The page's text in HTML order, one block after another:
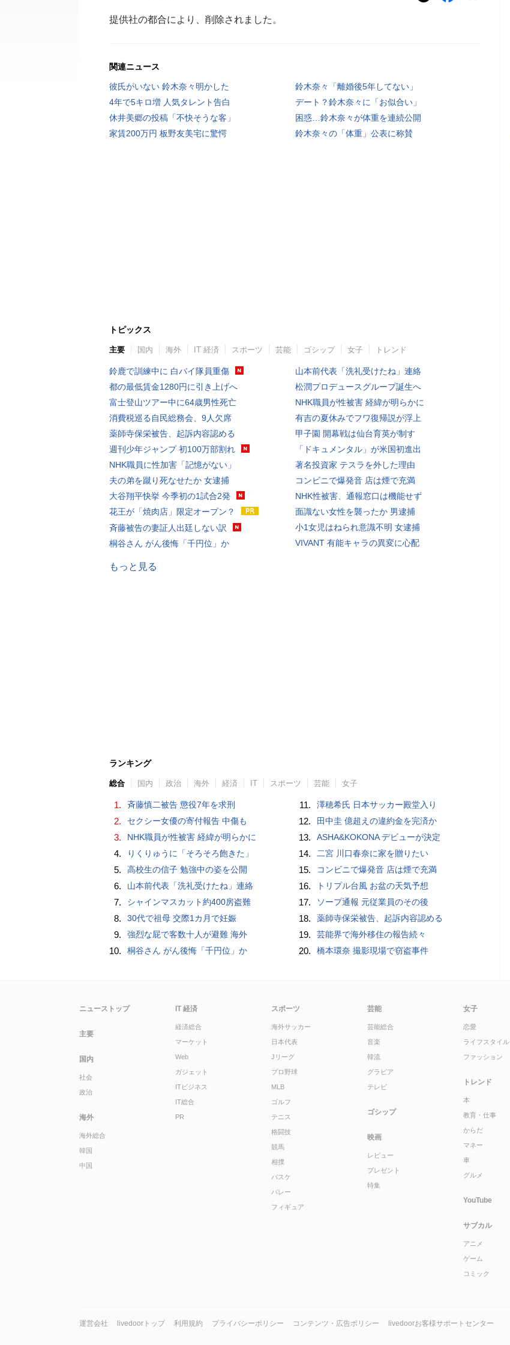
提供社の都合により、削除されました。
関連ニュース
彼氏がいない 鈴木奈々明かした
鈴木奈々「離婚後5年してない」
4年で5キロ増 人気タレント告白
デート？鈴木奈々に「お似合い」
休井美郷の投稿「不快そうな客」
困惑…鈴木奈々が体重を連続公開
家賃200万円 板野友美宅に驚愕
鈴木奈々の「体重」公表に称賛
トピックス
主要 国内 海外 IT 経済 スポーツ 芸能 ゴシップ 女子 トレンド
鈴鹿で訓練中に 白バイ隊員重傷
都の最低賃金1280円に引き上げへ
富士登山ツアー中に64歳男性死亡
消費税巡る自民総務会、9人欠席
薬師寺保栄被告、起訴内容認める
週刊少年ジャンプ 初100万部割れ
NHK職員に性加害「記憶がない」
夫の弟を蹴り死なせたか 女逮捕
大谷翔平快挙 今季初の1試合2発
花王が「焼肉店」限定オープン？
斉藤被告の妻証人出廷しない訳
桐谷さん がん後悔「千円位」か
山本前代表「洗礼受けたね」連絡
松潤プロデュースグループ誕生へ
NHK職員が性被害 経緯が明らかに
有吉の夏休みでフワ復帰説が浮上
甲子園 開幕戦は仙台育英が制す
「ドキュメンタル」が米国初進出
著名投資家 テスラを外した理由
コンビニで爆発音 店は煙で充満
NHK性被害、通報窓口は機能せず
面識ない女性を襲ったか 男逮捕
小1女児はねられ意識不明 女逮捕
VIVANT 有能キャラの異変に心配
もっと見る
ランキング
総合 国内 政治 海外 経済 IT スポーツ 芸能 女子
1. 斉藤慎二被告 懲役7年を求刑
2. セクシー女優の寄付報告 中傷も
3. NHK職員が性被害 経緯が明らかに
4. りくりゅうに「そろそろ飽きた」
5. 高校生の信子 勉強中の姿を公開
6. 山本前代表「洗礼受けたね」連絡
7. シャインマスカット約400房盗難
8. 30代で祖母 交際1カ月で妊娠
9. 強烈な屁で客数十人が避難 海外
10. 桐谷さん がん後悔「千円位」か
11. 澤穂希氏 日本サッカー殿堂入り
12. 田中圭 億超えの違約金を完済か
13. ASHA&KOKONA デビューが決定
14. 二宮 川口春奈に家を贈りたい
15. コンビニで爆発音 店は煙で充満
16. トリプル台風 お盆の天気予想
17. ソープ通報 元従業員のその後
18. 薬師寺保栄被告、起訴内容認める
19. 芸能界で海外移住の報告続々
20. 橋本環奈 撮影現場で窃盗事件
ニューストップ
主要
国内
社会
政治
海外
海外総合
韓国
中国
IT 経済
経済総合
マーケット
Web
ガジェット
ITビジネス
IT総合
PR
スポーツ
海外サッカー
日本代表
Jリーグ
プロ野球
MLB
ゴルフ
テニス
格闘技
競馬
相撲
バスケ
バレー
フィギュア
芸能
芸能総合
音楽
韓流
グラビア
テレビ
ゴシップ
映画
レビュー
プレゼント
特集
女子
恋愛
ライフスタイル
ファッション
トレンド
本
教育・仕事
からだ
マネー
車
グルメ
YouTube
サブカル
アニメ
ゲーム
コミック
運営会社 livedoorトップ 利用規約 プライバシーポリシー コンテンツ・広告ポリシー livedoorお客様サポートセンター